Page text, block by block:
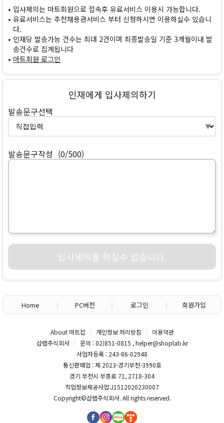
입사제의는 마트회원으로 접속후 유료서비스 이용시 가능합니다.
유료서비스는 추천채용관서비스 부터 신청하시면 이용하실수 있습니
다.
인재당 발송가능 건수는 최대 2건이며 최종발송일 기준 3개월이내 발
송건수로 집계됩니다
마트회원 로그인
인재에게 입사제의하기
발송문구선택
발송문구작성 (0/500)
입사제의를 하실수 없습니다.
Home PC버전 로그인 회원가입
About 마트잡 개인정보 처리방침
이용약관
샵랩주식회사
문의 : 02)851-0815 , helper@shoplab.kr
사업자등록 : 243-86-02948
통신판매업 : 제 2023-경기부천-3990호
경기 부천시 부흥로 71, 2718-304
직업정보제공사업:J1512020230007
Copyright©샵랩주식회사. All rights reserved.